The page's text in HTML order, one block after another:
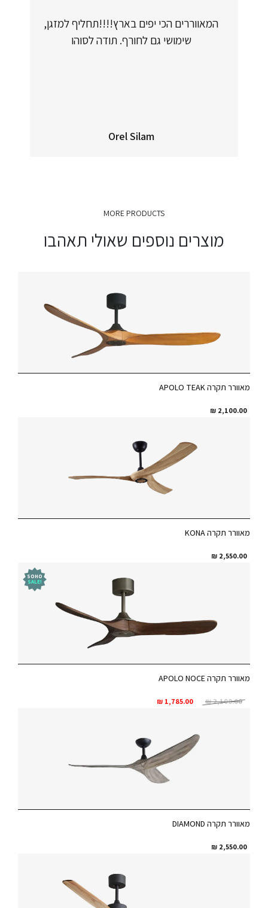
המאווררים הכי יפים בארץ!!!!תחליף למזגן,
שימושי גם לחורף. תודה לסוהו
Orel Silam
MORE PRODUCTS
מוצרים נוספים שאולי תאהבו
מאוורר תקרה APOLO TEAK
2,100.00
₪
מאוורר תקרה KONA
2,550.00
₪
SOHO
!SALE
מאוורר תקרה APOLO NOCE
2,100.00
₪
1,785.00
₪
מאוורר תקרה DIAMOND
2,550.00
₪